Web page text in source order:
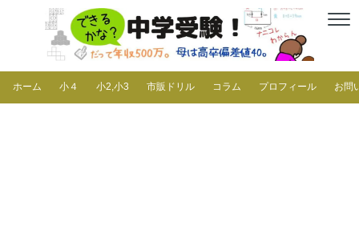
ホーム 小４ 小2,小3 市販ドリル コラム プロフィール お問